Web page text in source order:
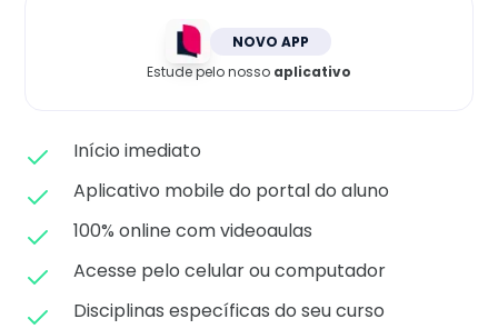
NOVO APP
Estude pelo nosso aplicativo
Início imediato
Aplicativo mobile do portal do aluno
100% online com videoaulas
Acesse pelo celular ou computador
Disciplinas específicas do seu curso